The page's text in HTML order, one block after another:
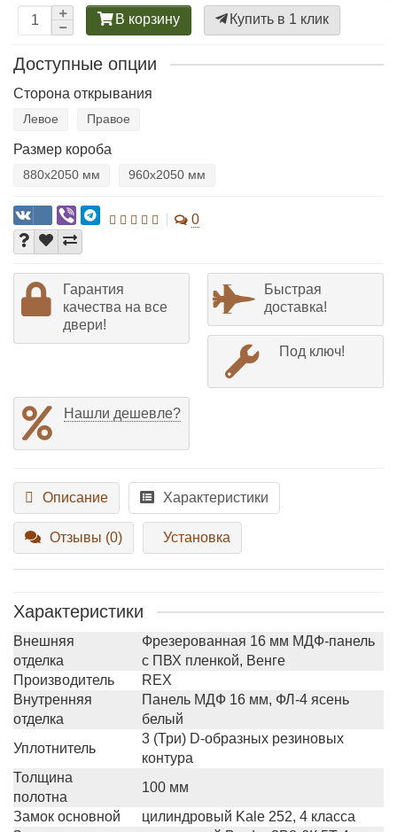
В корзину Купить в 1 клик
Доступные опции
Сторона открывания
Левое Правое
Размер короба
880х2050 мм 960х2050 мм
0
Гарантия
качества на все
двери!
Быстрая
доставка!
Под ключ!
Нашли дешевле?
Описание Характеристики
Отзывы (0) Установка
Характеристики
Внешняя
отделка
Фрезерованная 16 мм МДФ-панель
с ПВХ пленкой, Венге
Производитель
REX
Внутренняя
отделка
Панель МДФ 16 мм, ФЛ-4 ясень
белый
Уплотнитель
3 (Три) D-образных резиновых
контура
Толщина
полотна
100 мм
Замок основной
цилиндровый Kale 252, 4 класса